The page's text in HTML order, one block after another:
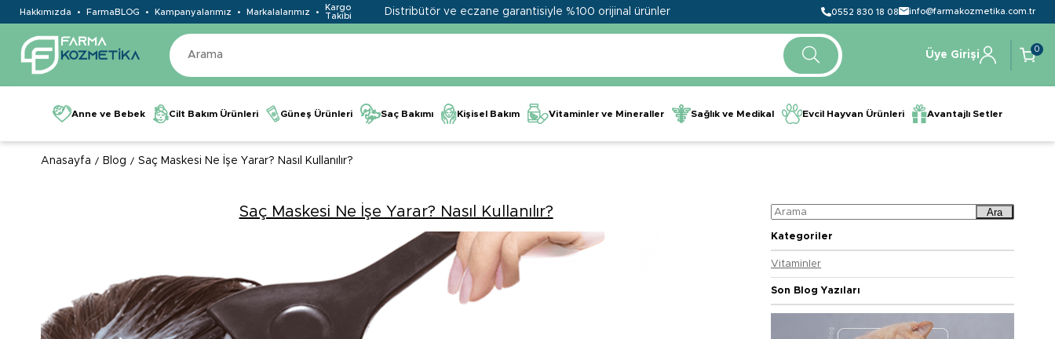
Hakkımızda FarmaBLOG Kampanyalarımız Markalalarımız
Kargo
Takibi
Distribütör ve eczane garantisiyle %100 orijinal ürünler 0552 830 18 08 info@farmakozmetika.com.tr
Üye Girişi
0
Anne ve Bebek Cilt Bakım Ürünleri Güneş Ürünleri Saç Bakımı Kişisel Bakım Vitaminler ve Mineraller Sağlık ve Medikal Evcil Hayvan Ürünleri Avantajlı Setler
Anasayfa Blog Saç Maskesi Ne İşe Yarar? Nasıl Kullanılır?
Saç Maskesi Ne İşe Yarar? Nasıl Kullanılır? Ara
Kategoriler
Vitaminler
Son Blog Yazıları